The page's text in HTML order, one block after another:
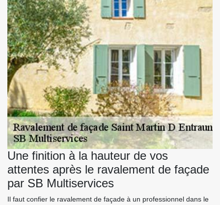
Une finition à la hauteur de vos
attentes après le ravalement de façade
par SB Multiservices
Il faut confier le ravalement de façade à un professionnel dans le